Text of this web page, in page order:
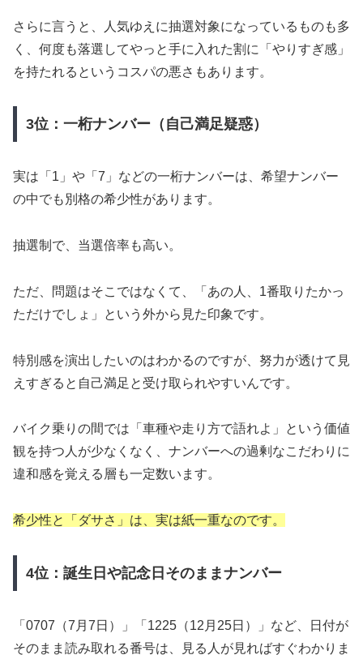
さらに言うと、人気ゆえに抽選対象になっているものも多
く、何度も落選してやっと手に入れた割に「やりすぎ感」
を持たれるというコスパの悪さもあります。
3位：一桁ナンバー（自己満足疑惑）
実は「1」や「7」などの一桁ナンバーは、希望ナンバー
の中でも別格の希少性があります。
抽選制で、当選倍率も高い。
ただ、問題はそこではなくて、「あの人、1番取りたかっ
ただけでしょ」という外から見た印象です。
特別感を演出したいのはわかるのですが、努力が透けて見
えすぎると自己満足と受け取られやすいんです。
バイク乗りの間では「車種や走り方で語れよ」という価値
観を持つ人が少なくなく、ナンバーへの過剰なこだわりに
違和感を覚える層も一定数います。
希少性と「ダサさ」は、実は紙一重なのです。
4位：誕生日や記念日そのままナンバー
「0707（7月7日）」「1225（12月25日）」など、日付が
そのまま読み取れる番号は、見る人が見ればすぐわかりま